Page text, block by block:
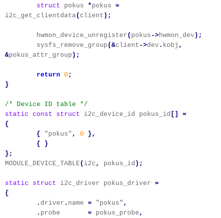
struct pokus *pokus =
i2c_get_clientdata( client );
hwmon_device_unregister ( pokus ->hwmon_dev);
sysfs_remove_group (&client ->dev . kobj ,
&pokus_attr_group );
return 0 ;
}
/* Device ID table */
static const struct i2c_device_id pokus_id []
=
{
{
"pokus" , 0
},
{
}
};
MODULE_DEVICE_TABLE ( i2c , pokus_id );
static struct i2c_driver pokus_driver =
{
. driver . name = "pokus" ,
. probe = pokus_probe ,